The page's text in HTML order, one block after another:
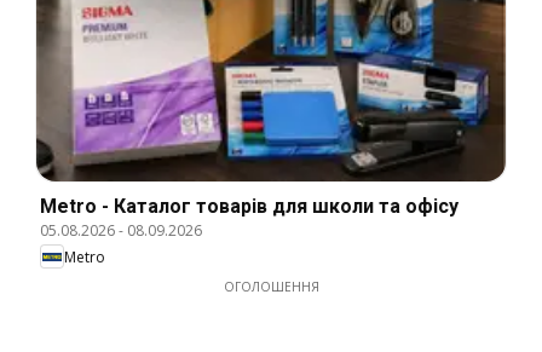
Metro - Каталог товарів для школи та офісу
05.08.2026- 08.09.2026
Metro
ОГОЛОШЕННЯ